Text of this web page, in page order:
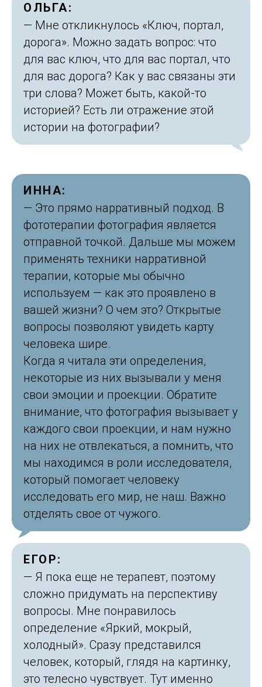
ОЛЬГА:
— Мне откликнулось «Ключ, портал,
дорога». Можно задать вопрос: что
для вас ключ, что для вас портал, что
для вас дорога? Как у вас связаны эти
три слова? Может быть, какой-то
историей? Есть ли отражение этой
истории на фотографии?
ИННА:
— Это прямо нарративный подход. В
фототерапии фотография является
отправной точкой. Дальше мы можем
применять техники нарративной
терапии, которые мы обычно
используем — как это проявлено в
вашей жизни? О чем это? Открытые
вопросы позволяют увидеть карту
человека шире.
Когда я читала эти определения,
некоторые из них вызывали у меня
свои эмоции и проекции. Обратите
внимание, что фотография вызывает у
каждого свои проекции, и нам нужно
на них не отвлекаться, а помнить, что
мы находимся в роли исследователя,
который помогает человеку
исследовать его мир, не наш. Важно
отделять свое от чужого.
ЕГОР:
— Я пока еще не терапевт, поэтому
сложно придумать на перспективу
вопросы. Мне понравилось
определение «Яркий, мокрый,
холодный». Сразу представился
человек, который, глядя на картинку,
это телесно чувствует. Тут именно